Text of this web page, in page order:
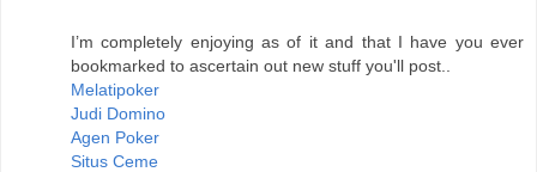
I’m completely enjoying as of it and that I have you ever
bookmarked to ascertain out new stuff you'll post..
Melatipoker
Judi Domino
Agen Poker
Situs Ceme